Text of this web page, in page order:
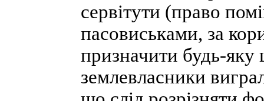
сервітути (право
пасовиськами, за
призначити будь-яку
землевласники